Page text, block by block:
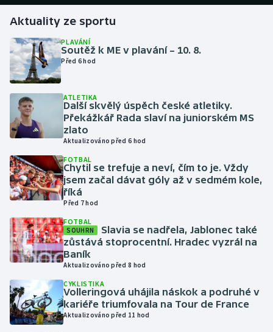
Dostihy
Futsal
Golf
Gymnastika
Jezdectví
Krasobruslení
Lyže a snowboard
Moderní pětiboj
Aktuality ze sportu
PLAVÁNÍ
Soutěž k ME v plavání – 10. 8.
Před 6 hod
ATLETIKA
Další skvělý úspěch české atletiky.
Překážkář Rada slaví na juniorském MS
zlato
Aktualizováno před 6 hod
FOTBAL
Chytil se trefuje a neví, čím to je. Vždy
jsem začal dávat góly až v sedmém kole,
říká
Před 7 hod
FOTBAL
SOUHRN
Slavia se nadřela, Jablonec také
zůstává stoprocentní. Hradec vyzrál na
Baník
Aktualizováno před 8 hod
CYKLISTIKA
Volleringová uhájila náskok a podruhé v
kariéře triumfovala na Tour de France
Aktualizováno před 11 hod